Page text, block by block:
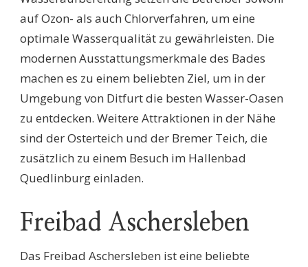
auf Ozon- als auch Chlorverfahren, um eine
optimale Wasserqualität zu gewährleisten. Die
modernen Ausstattungsmerkmale des Bades
machen es zu einem beliebten Ziel, um in der
Umgebung von Ditfurt die besten Wasser-Oasen
zu entdecken. Weitere Attraktionen in der Nähe
sind der Osterteich und der Bremer Teich, die
zusätzlich zu einem Besuch im Hallenbad
Quedlinburg einladen.
Freibad Aschersleben
Das Freibad Aschersleben ist eine beliebte